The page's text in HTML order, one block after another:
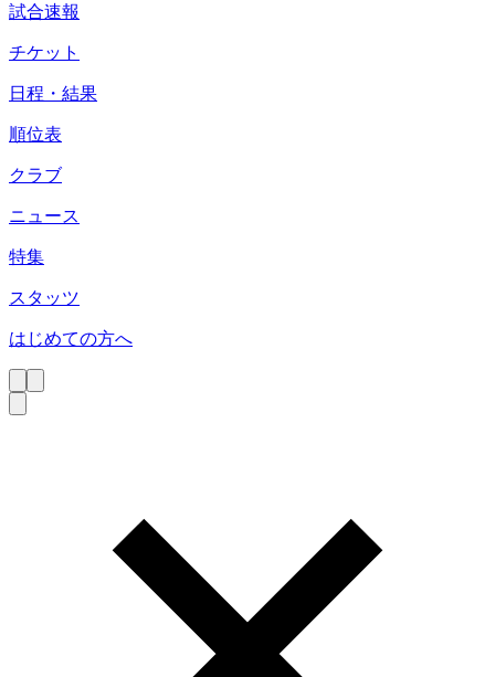
試合速報
チケット
日程・結果
順位表
クラブ
ニュース
特集
スタッツ
はじめての方へ